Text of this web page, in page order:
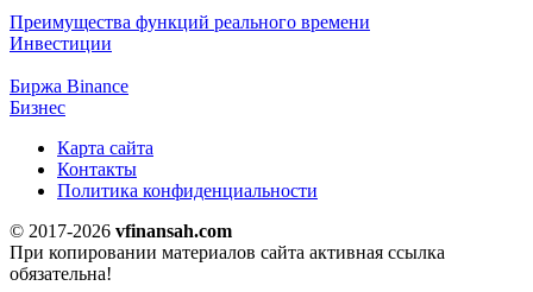
Преимущества функций реального времени
Инвестиции
Биржа Binance
Бизнес
Карта сайта
Контакты
Политика конфиденциальности
© 2017-2026 vfinansah.com
При копировании материалов сайта активная ссылка
обязательна!